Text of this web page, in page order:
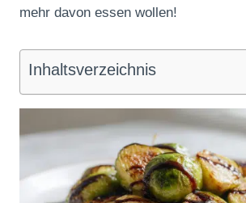
mehr davon essen wollen!
Inhaltsverzeichnis